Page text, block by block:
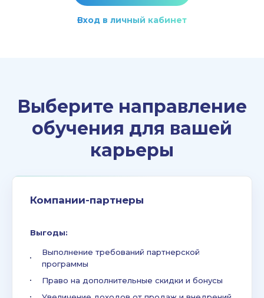
Вход в личный кабинет
Выберите направление
обучения для вашей
карьеры
Компании-партнеры
Выгоды:
Выполнение требований партнерской
программы
Право на дополнительные скидки и бонусы